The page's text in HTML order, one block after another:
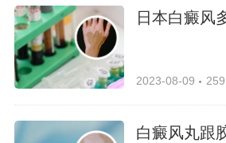
日本白癜风
2023-08-09
白癜风丸跟